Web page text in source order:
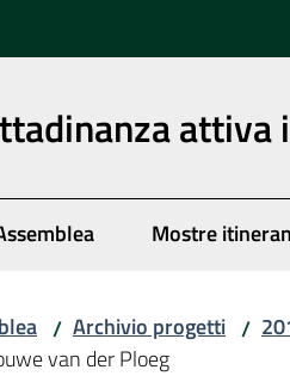
attiva
Mostre
/ Archivio progetti /
van der Ploeg